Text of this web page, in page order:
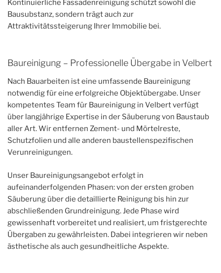
Kontinuierliche Fassadenreinigung schützt sowohl die
Bausubstanz, sondern trägt auch zur
Attraktivitätssteigerung Ihrer Immobilie bei.
Baureinigung – Professionelle Übergabe in Velbert
Nach Bauarbeiten ist eine umfassende Baureinigung
notwendig für eine erfolgreiche Objektübergabe. Unser
kompetentes Team für Baureinigung in Velbert verfügt
über langjährige Expertise in der Säuberung von Baustaub
aller Art. Wir entfernen Zement- und Mörtelreste,
Schutzfolien und alle anderen baustellenspezifischen
Verunreinigungen.
Unser Baureinigungsangebot erfolgt in
aufeinanderfolgenden Phasen: von der ersten groben
Säuberung über die detaillierte Reinigung bis hin zur
abschließenden Grundreinigung. Jede Phase wird
gewissenhaft vorbereitet und realisiert, um fristgerechte
Übergaben zu gewährleisten. Dabei integrieren wir neben
ästhetische als auch gesundheitliche Aspekte.